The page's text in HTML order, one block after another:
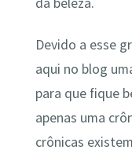
Devido a esse
aqui no blog
para que fique
apenas uma
crônicas